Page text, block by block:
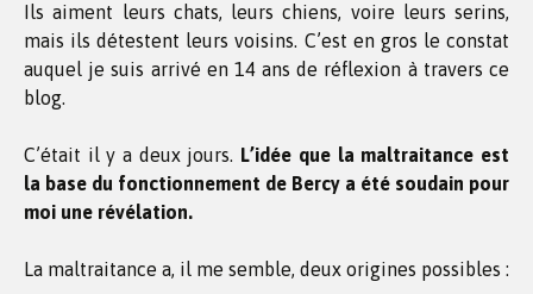
Ils aiment leurs chats, leurs chiens, voire leurs serins,
mais ils détestent leurs voisins. C’est en gros le constat
auquel je suis arrivé en 14 ans de réflexion à travers ce
blog.
C’était il y a deux jours. L’idée que la maltraitance est
la base du fonctionnement de Bercy a été soudain pour
moi une révélation.
La maltraitance a, il me semble, deux origines possibles :